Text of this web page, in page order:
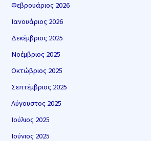
Φεβρουάριος 2026
Ιανουάριος 2026
Δεκέμβριος 2025
Νοέμβριος 2025
Οκτώβριος 2025
Σεπτέμβριος 2025
Αύγουστος 2025
Ιούλιος 2025
Ιούνιος 2025